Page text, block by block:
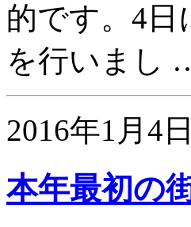
的です。4日
を行いまし
2016年1月4日
本年最初の